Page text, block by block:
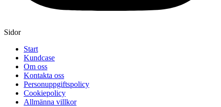
Sidor
Start
Kundcase
Om oss
Kontakta oss
Personuppgiftspolicy
Cookiepolicy
Allmänna villkor